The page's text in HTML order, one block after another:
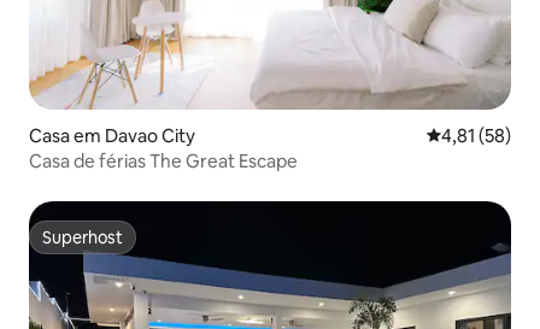
Casa em Davao City Classificação
4,81 (58)
Casa de férias The Great Escape
Superhost
Superhost